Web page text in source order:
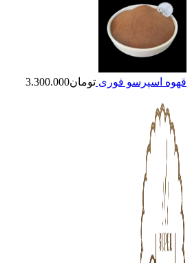
قهوه اسپرسو فوری تومان3.300.000